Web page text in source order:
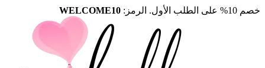
خصم 10% على الطلب الأول. الرمز: WELCOME10